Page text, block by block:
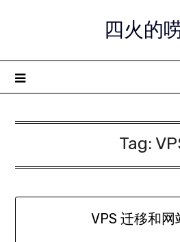
四火的
Tag:
VPS 迁移和网